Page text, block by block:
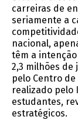
carreiras de
seriamente a
nacional,
têm a
2,3 milhões de
pelo Centro de
realizado pelo
estudantes,
estratégicos.